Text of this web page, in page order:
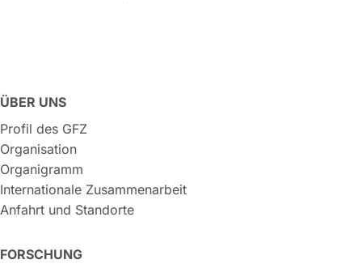
ÜBER UNS
Profil des GFZ
Organisation
Organigramm
Internationale Zusammenarbeit
Anfahrt und Standorte
FORSCHUNG